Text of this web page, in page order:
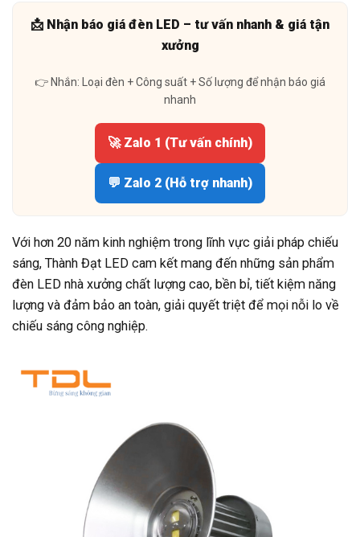
📩 Nhận báo giá đèn LED – tư vấn nhanh & giá tận
xưởng
👉 Nhắn: Loại đèn + Công suất + Số lượng để nhận báo giá
nhanh
🚀 Zalo 1 (Tư vấn chính)
💬 Zalo 2 (Hỗ trợ nhanh)
Với hơn 20 năm kinh nghiệm trong lĩnh vực giải pháp chiếu
sáng, Thành Đạt LED cam kết mang đến những sản phẩm
đèn LED nhà xưởng chất lượng cao, bền bỉ, tiết kiệm năng
lượng và đảm bảo an toàn, giải quyết triệt để mọi nỗi lo về
chiếu sáng công nghiệp.